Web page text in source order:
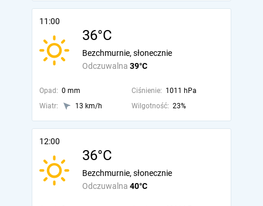
11:00
36°C
Odczuwalna 39°C
Bezchmurnie, słonecznie
Opad: 0 mm Ciśnienie: 1011 hPa
Wiatr:
13 km/h Wilgotność: 23%
12:00
36°C
Odczuwalna 40°C
Bezchmurnie, słonecznie